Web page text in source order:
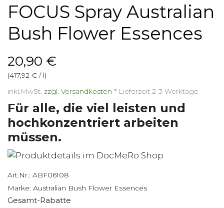
FOCUS Spray Australian
Bush Flower Essences
20,90 €
(417,92 € / l)
inkl.MwSt. zzgl. Versandkosten * Lieferzeit 2-3 Werktage
Für alle, die viel leisten und
hochkonzentriert arbeiten
müssen.
Art.Nr.: ABF06108
Marke: Australian Bush Flower Essences
Gesamt-Rabatte